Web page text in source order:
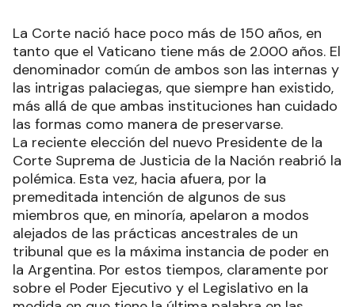
La Corte nació hace poco más de 150 años, en
tanto que el Vaticano tiene más de 2.000 años. El
denominador común de ambos son las internas y
las intrigas palaciegas, que siempre han existido,
más allá de que ambas instituciones han cuidado
las formas como manera de preservarse.
La reciente elección del nuevo Presidente de la
Corte Suprema de Justicia de la Nación reabrió la
polémica. Esta vez, hacia afuera, por la
premeditada intención de algunos de sus
miembros que, en minoría, apelaron a modos
alejados de las prácticas ancestrales de un
tribunal que es la máxima instancia de poder en
la Argentina. Por estos tiempos, claramente por
sobre el Poder Ejecutivo y el Legislativo en la